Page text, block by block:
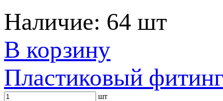
Наличие: 64 шт
В корзину
Пластиковый
шт